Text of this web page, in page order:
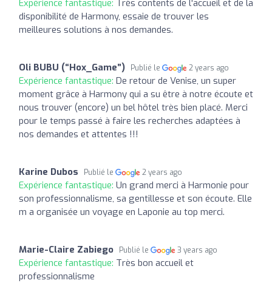
Expérience fantastique:
Très contents de l'accueil et de la
disponibilité de Harmony, essaie de trouver les
meilleures solutions à nos demandes.
Oli BUBU (“Hox_Game”) Publié le 2 years ago
Expérience fantastique: De retour de Venise, un super
moment grâce à Harmony qui a su être à notre écoute et
nous trouver (encore) un bel hôtel très bien placé. Merci
pour le temps passé à faire les recherches adaptées à
nos demandes et attentes !!!
Karine Dubos Publié le 2 years ago
Expérience fantastique: Un grand merci à Harmonie pour
son professionnalisme, sa gentillesse et son écoute. Elle
m a organisée un voyage en Laponie au top merci.
Marie-Claire Zabiego Publié le 3 years ago
Expérience fantastique: Très bon accueil et
professionnalisme